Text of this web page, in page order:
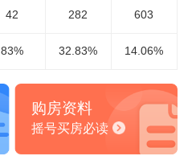
42 282 603
83% 32.83% 14.06%
购房资料
摇号买房必读